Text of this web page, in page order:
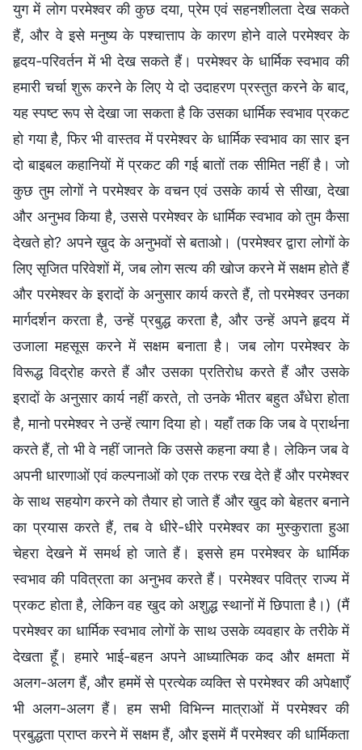
युग में लोग परमेश्वर की कुछ दया, प्रेम एवं सहनशीलता देख सकते
हैं, और वे इसे मनुष्य के पश्चात्ताप के कारण होने वाले परमेश्वर के
हृदय-परिवर्तन में भी देख सकते हैं। परमेश्वर के धार्मिक स्वभाव की
हमारी चर्चा शुरू करने के लिए ये दो उदाहरण प्रस्तुत करने के बाद,
यह स्पष्ट रूप से देखा जा सकता है कि उसका धार्मिक स्वभाव प्रकट
हो गया है, फिर भी वास्तव में परमेश्वर के धार्मिक स्वभाव का सार इन
दो बाइबल कहानियों में प्रकट की गई बातों तक सीमित नहीं है। जो
कुछ तुम लोगों ने परमेश्वर के वचन एवं उसके कार्य से सीखा, देखा
और अनुभव किया है, उससे परमेश्वर के धार्मिक स्वभाव को तुम कैसा
देखते हो? अपने ख़ुद के अनुभवों से बताओ। (परमेश्वर द्वारा लोगों के
लिए सृजित परिवेशों में, जब लोग सत्य की खोज करने में सक्षम होते हैं
और परमेश्वर के इरादों के अनुसार कार्य करते हैं, तो परमेश्वर उनका
मार्गदर्शन करता है, उन्हें प्रबुद्ध करता है, और उन्हें अपने हृदय में
उजाला महसूस करने में सक्षम बनाता है। जब लोग परमेश्वर के
विरूद्ध विद्रोह करते हैं और उसका प्रतिरोध करते हैं और उसके
इरादों के अनुसार कार्य नहीं करते, तो उनके भीतर बहुत अँधेरा होता
है, मानो परमेश्वर ने उन्हें त्याग दिया हो। यहाँ तक कि जब वे प्रार्थना
करते हैं, तो भी वे नहीं जानते कि उससे कहना क्या है। लेकिन जब वे
अपनी धारणाओं एवं कल्पनाओं को एक तरफ रख देते हैं और परमेश्वर
के साथ सहयोग करने को तैयार हो जाते हैं और खुद को बेहतर बनाने
का प्रयास करते हैं, तब वे धीरे-धीरे परमेश्वर का मुस्कुराता हुआ
चेहरा देखने में समर्थ हो जाते हैं। इससे हम परमेश्वर के धार्मिक
स्वभाव की पवित्रता का अनुभव करते हैं। परमेश्वर पवित्र राज्य में
प्रकट होता है, लेकिन वह खुद को अशुद्ध स्थानों में छिपाता है।) (मैं
परमेश्वर का धार्मिक स्वभाव लोगों के साथ उसके व्यवहार के तरीके में
देखता हूँ। हमारे भाई-बहन अपने आध्यात्मिक कद और क्षमता में
अलग-अलग हैं, और हममें से प्रत्येक व्यक्ति से परमेश्वर की अपेक्षाएँ
भी अलग-अलग हैं। हम सभी विभिन्न मात्राओं में परमेश्वर की
प्रबुद्धता प्राप्त करने में सक्षम हैं, और इसमें मैं परमेश्वर की धार्मिकता